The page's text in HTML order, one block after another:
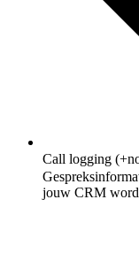
Call logging
jouw CRM